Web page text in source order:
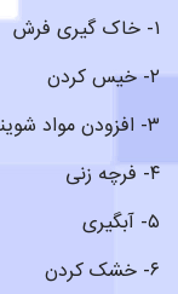
۱- خاک گیری فرش
۲- خیس کردن
۳- افزودن مواد شوینده قالیشویی
۴- فرچه زنی
۵- آبگیری
۶- خشک کردن